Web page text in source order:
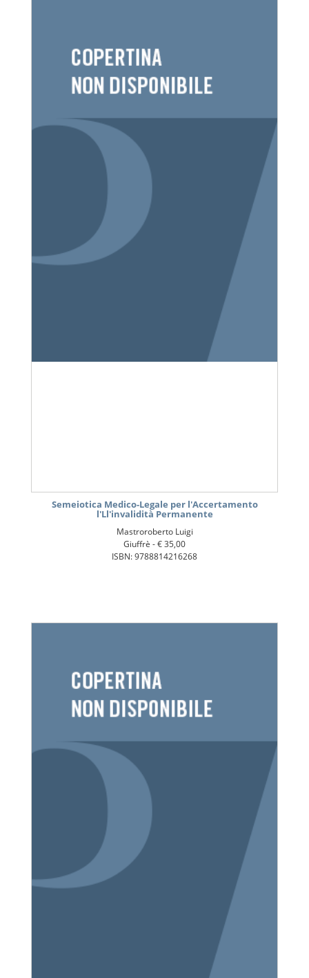
Semeiotica Medico-Legale per l'Accertamento
l'Ll'invalidità Permanente
Mastroroberto Luigi
Giuffrè -€ 35,00
ISBN: 9788814216268